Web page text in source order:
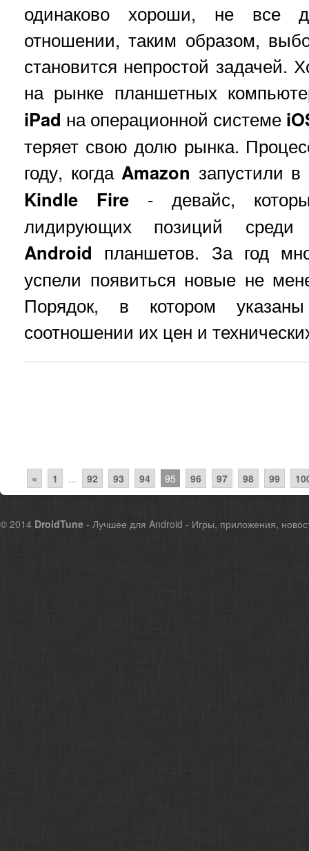
одинаково хороши, не все
отношении, таким образом,
становится непростой задачей.
на рынке планшетных
iPad на операционной системе
теряет свою долю рынка.
году, когда Amazon запустили
Kindle Fire - девайс,
лидирующих позиций среди
Android планшетов. За год
успели появиться новые не
Порядок, в котором
соотношении их цен и
« 1 ... 92 93 94 95 96 97 98 99
© 2014 DroidTune - Лучшее для Android - Игры, приложения,